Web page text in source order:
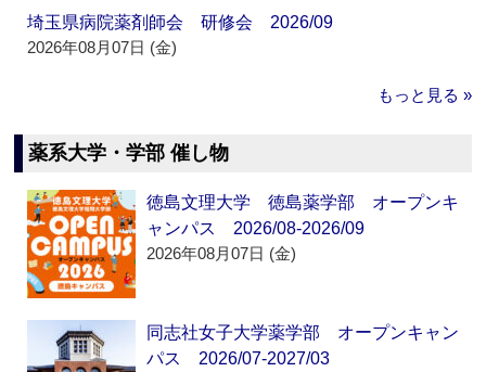
埼玉県病院薬剤師会 研修会 2026/09
2026年08月07日 (金)
もっと見る »
薬系大学・学部 催し物
徳島文理大学 徳島薬学部 オープンキ
ャンパス 2026/08-2026/09
2026年08月07日 (金)
同志社女子大学薬学部 オープンキャン
パス 2026/07-2027/03